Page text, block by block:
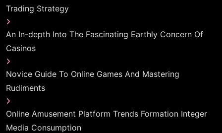
Trading Strategy
An In-depth Into The Fascinating Earthly Concern Of
Casinos
Novice Guide To Online Games And Mastering
Rudiments
Online Amusement Platform Trends Formation Integer
Media Consumption